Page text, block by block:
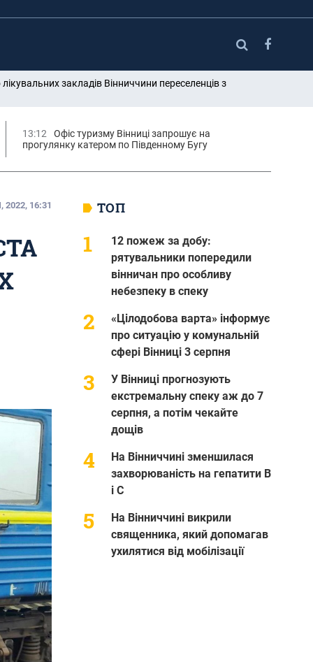
закладів Вінниччини переселенців з
13:12
Офіс туризму Вінниці запрошує на
прогулянку катером по Південному Бугу
16:31 ТОП
12 пожеж за добу:
рятувальники попередили
вінничан про особливу
небезпеку в спеку
«Цілодобова варта» інформує
про ситуацію у комунальній
сфері Вінниці 3 серпня
У Вінниці прогнозують
екстремальну спеку аж до 7
серпня, а потім чекайте
дощів
На Вінниччині зменшилася
захворюваність на гепатити В
і С
На Вінниччині викрили
священника, який допомагав
ухилятися від мобілізації